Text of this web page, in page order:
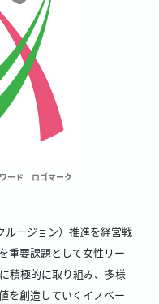
ード ロゴマーク
ルージョン）推進を経営戦
重要課題として女性リー
積極的に取り組み、多様
を創造していくイノベー